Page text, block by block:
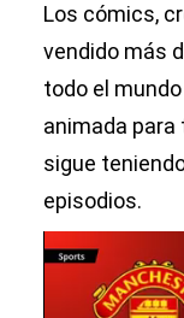
Los cómics,
vendido más
todo el
animada para
sigue
episodios.